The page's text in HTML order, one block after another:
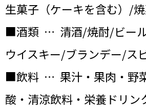
生菓子（ケーキを含む）/
■酒類 … 清酒/焼酎/ビール
ウイスキー/ブランデー/ス
■飲料 … 果汁・果肉・野
酸・清涼飲料・栄養ドリ